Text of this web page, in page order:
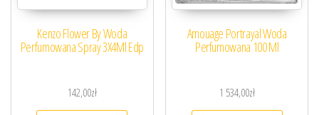
Kenzo Flower By Woda
Perfumowana Spray 3X4Ml Edp
142,00zł
Amouage Portrayal Woda
Perfumowana 100 Ml
1 534,00zł